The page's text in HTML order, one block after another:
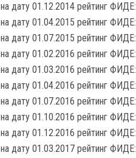
на дату 01.12.2014 рейтинг ФИДЕ:
на дату 01.04.2015 рейтинг ФИДЕ:
на дату 01.07.2015 рейтинг ФИДЕ:
на дату 01.02.2016 рейтинг ФИДЕ:
на дату 01.03.2016 рейтинг ФИДЕ:
на дату 01.04.2016 рейтинг ФИДЕ:
на дату 01.07.2016 рейтинг ФИДЕ:
на дату 01.10.2016 рейтинг ФИДЕ:
на дату 01.12.2016 рейтинг ФИДЕ:
на дату 01.03.2017 рейтинг ФИДЕ: